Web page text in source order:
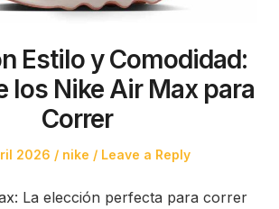
Estilo y Comodidad:
los Nike Air Max para
Correr
2026
Posted
nike Leave a Reply
La elección perfecta para correr